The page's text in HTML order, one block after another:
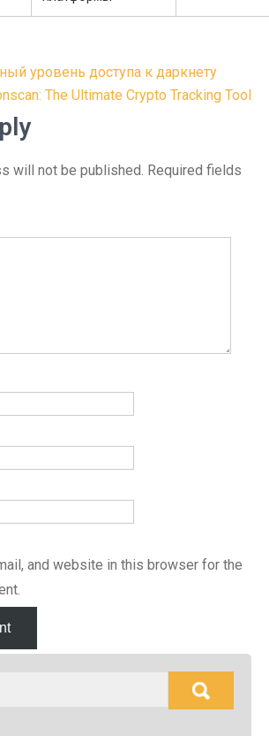
уровень доступа к даркнету
The Ultimate Crypto Tracking Tool
will not be published. Required fields
and website in this browser for the